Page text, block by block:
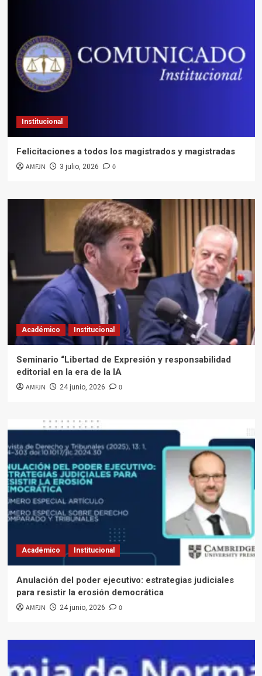
Institucional
Felicitaciones a todos los magistrados y magistradas
AMFJN 3 julio, 2026 0
Académico Institucional
Seminario “Libertad de Expresión y responsabilidad
editorial en la era de la IA
AMFJN 24 junio, 2026 0
Académico Institucional
Anulación del poder ejecutivo: estrategias judiciales
para resistir la erosión democrática
AMFJN 24 junio, 2026 0